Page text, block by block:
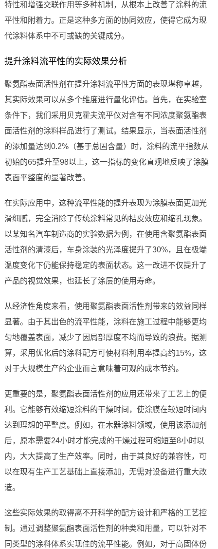
特性和增强交联作用等多种机制，从根本上改善了涂料的流
平性和附着力。正是这种多方面的协同效应，使得它成为现
代涂料体系中不可或缺的关键成分。
提升涂料流平性的实际效果分析
聚氨酯表面活性剂在提升涂料流平性方面的表现堪称卓越，
其实际效果可以从多个维度进行量化评估。首先，在实验室
条件下，我们采用贝克霍夫流平仪对含有不同浓度聚氨酯表
面活性剂的涂料样品进行了测试。结果显示，当表面活性剂
的添加量达到0.2%（基于总固含量）时，涂料的流平指数从
初始的65提升至98以上，这一指标的变化直观地反映了涂膜
表面平整度的显著改善。
在实际应用中，这种流平性能的提升表现为涂膜表面更加光
滑细腻，完全消除了传统涂料常见的桔皮效应和缩孔现象。
以某知名汽车制造商的实验数据为例，在使用含聚氨酯表面
活性剂的清漆后，车身涂装的光泽度提升了30%，且在极端
温度变化下仍能保持稳定的表面状态。这一改进不仅提升了
产品的视觉效果，也延长了涂层的使用寿命。
从经济性角度来看，使用聚氨酯表面活性剂带来的效益同样
显著。由于其出色的流平性能，涂料在施工过程中能够更均
匀地覆盖表面，减少了因局部厚度不均而导致的浪费。据测
算，采用优化后的涂料配方可使材料利用率提高约15%，这
对于大规模生产的企业而言意味着可观的成本节约。
更重要的是，聚氨酯表面活性剂的应用还带来了工艺上的便
利。它能够有效缩短涂料的干燥时间，使涂膜在较短时间内
达到理想的平整度。例如，在木器涂料领域，使用该添加剂
后，原本需要24小时才能完成的干燥过程可缩短至8小时以
内，大大提高了生产效率。同时，由于其良好的兼容性，可
以在现有生产工艺基础上直接添加，无需对设备进行重大改
造。
这些实际效果的取得离不开科学的配方设计和严格的工艺控
制。通过调整聚氨酯表面活性剂的种类和用量，可以针对不
同类型的涂料体系实现佳的流平性能。例如，对于高固体份